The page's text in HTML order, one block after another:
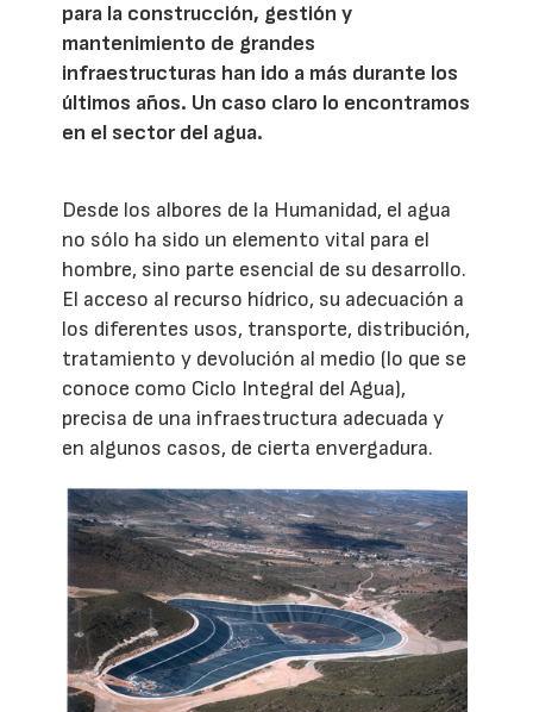
para la construcción, gestión y
mantenimiento de grandes
infraestructuras han ido a más durante los
últimos años. Un caso claro lo encontramos
en el sector del agua.
Desde los albores de la Humanidad, el agua
no sólo ha sido un elemento vital para el
hombre, sino parte esencial de su desarrollo.
El acceso al recurso hídrico, su adecuación a
los diferentes usos, transporte, distribución,
tratamiento y devolución al medio (lo que se
conoce como Ciclo Integral del Agua),
precisa de una infraestructura adecuada y
en algunos casos, de cierta envergadura.